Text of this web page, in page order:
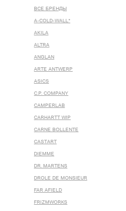
ВСЕ БРЕНДЫ
A-COLD-WALL*
AKILA
ALTRA
ANGLAN
ARTE ANTWERP
ASICS
C.P. COMPANY
CAMPERLAB
CARHARTT WIP
CARNE BOLLENTE
CASTART
DIEMME
DR. MARTENS
DROLE DE MONSIEUR
FAR AFIELD
FRIZMWORKS